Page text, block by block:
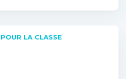
LA CLASSE